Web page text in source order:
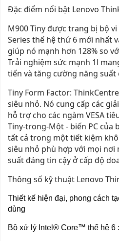
Đặc điểm nổi bật Lenovo
M900 Tiny được trang bị bộ
Series thế hệ thứ 6 mới nhất
giúp nó mạnh hơn 128% so
Trải nghiệm sức mạnh 1l
tiến và tăng cường năng suất
Tiny Form Factor:
siêu nhỏ. Nó cung cấp các
hỗ trợ cho các ngàm VESA
Tiny-trong-Một - biến PC của
tất cả trong một tiết kiệm
siêu nhỏ phù hợp với mọi nơi
suất đáng tin cậy ở cấp độ
Thông số kỹ thuật Lenovo
Thiết kế hiện đại, phong cách
dùng
Bộ xử lý Intel® Core™ thế hệ 6